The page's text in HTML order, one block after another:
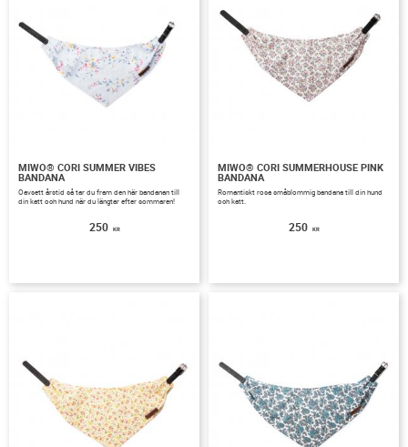
MIWO® CORI SUMMER VIBES
BANDANA
Oavsett årstid så tar du fram den här bandanan till
din katt och hund när du längtar efter sommaren!
250 KR
MIWO® CORI SUMMERHOUSE PINK
BANDANA
Romantiskt rosa småblommig bandana till din hund
och katt.
250 KR